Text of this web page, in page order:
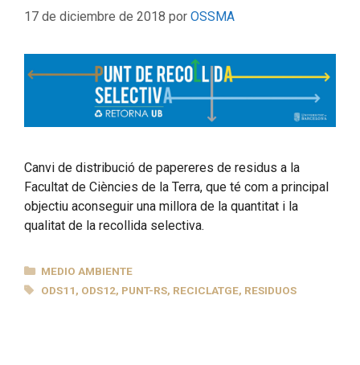
17 de diciembre de 2018 por OSSMA
Canvi de distribució de papereres de residus a la
Facultat de Ciències de la Terra, que té com a principal
objectiu aconseguir una millora de la quantitat i la
qualitat de la recollida selectiva.
CATEGORÍAS
MEDIO AMBIENTE
ETIQUETAS
ODS11, ODS12, PUNT-RS, RECICLATGE, RESIDUOS